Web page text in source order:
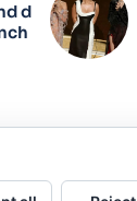
d